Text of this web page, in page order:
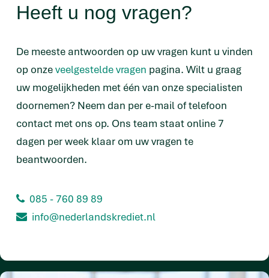
Heeft u nog vragen?
De meeste antwoorden op uw vragen kunt u vinden
op onzeveelgestelde vragen pagina. Wilt u graag
uw mogelijkheden met één van onze specialisten
doornemen? Neem dan per e-mail of telefoon
contact met ons op. Ons team staat online 7
dagen per week klaar om uw vragen te
beantwoorden.
085 - 760 89 89
info@nederlandskrediet.nl